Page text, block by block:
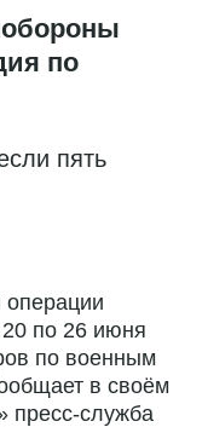
по
пять
операции
по 26 июня
по военным
в своём
пресс-служба